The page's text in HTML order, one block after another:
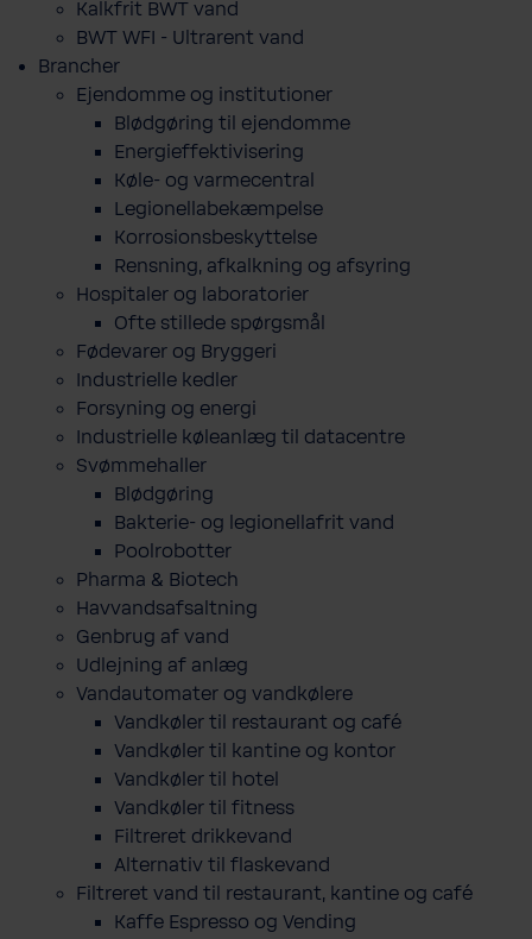
Kalkfrit BWT vand
BWT WFI - Ultrarent vand
Brancher
Ejendomme og institutioner
Blødgøring til ejendomme
Energieffektivisering
Køle- og varmecentral
Legionellabekæmpelse
Korrosionsbeskyttelse
Rensning, afkalkning og afsyring
Hospitaler og laboratorier
Ofte stillede spørgsmål
Fødevarer og Bryggeri
Industrielle kedler
Forsyning og energi
Industrielle køleanlæg til datacentre
Svømmehaller
Blødgøring
Bakterie- og legionellafrit vand
Poolrobotter
Pharma & Biotech
Havvandsafsaltning
Genbrug af vand
Udlejning af anlæg
Vandautomater og vandkølere
Vandkøler til restaurant og café
Vandkøler til kantine og kontor
Vandkøler til hotel
Vandkøler til fitness
Filtreret drikkevand
Alternativ til flaskevand
Filtreret vand til restaurant, kantine og café
Kaffe Espresso og Vending